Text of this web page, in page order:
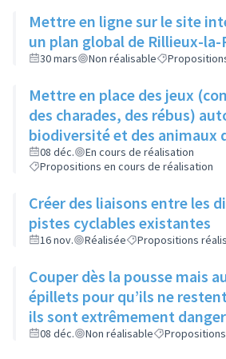
Mettre en ligne sur le site
un plan global de Rillieux-la-
30 mars Non réalisable
Mettre en place des jeux
des charades, des rébus)
biodiversité et des animaux
niveau de la ferme
linéaire urbain
08 déc.
En cours de réalisation
Propositions en cours de réalisation
Créer des liaisons entre les
pistes cyclables existantes
16 nov. Réalisée Propositions
Couper dès la pousse mais
épillets pour qu’ils ne
ils sont extrêmement
animaux
08 déc. Non réalisable